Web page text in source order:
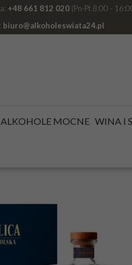
+48 661 812 020 (Pn-Pt 8:00 -
biuro@alkoholeswiata24.pl
ALKOHOLE MOCNE WINA I